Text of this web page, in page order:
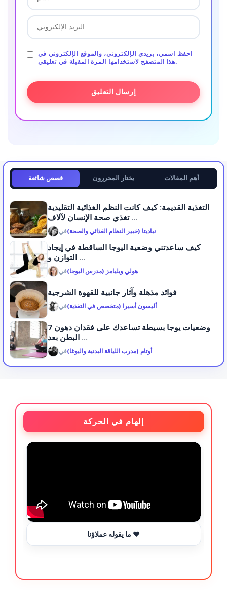
احفظ اسمي، بريدي الإلكتروني، والموقع الإلكتروني في
هذا المتصفح لاستخدامها المرة المقبلة في تعليقي.
قصص شائعة يختار المحررون أهم المقالات
التغذية القديمة: كيف كانت النظم الغذائية التقليدية
تغذي صحة الإنسان لآلاف ...
فينباديتا (خبير النظام الغذائي والصحة)
كيف ساعدتني وضعية اليوجا الساقطة في إيجاد
التوازن و ...
فيهولي ويليامز (مدرس اليوجا)
فوائد مذهلة وآثار جانبية للقهوة الشرجية
فيأليسون أسيرا (متخصص في التغذية)
7 وضعيات يوجا بسيطة تساعدك على فقدان دهون
البطن بعد ...
فيأوتام (مدرب اللياقة البدنية واليوغا)
إلهام في الحركة
ما يقوله عملاؤنا ❤️